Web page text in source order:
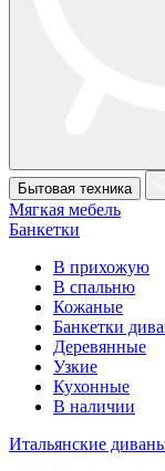
Бытовая техника
Мягкая мебель
Банкетки
В прихожую
В спальню
Кожаные
Банкетки
Деревянные
Узкие
Кухонные
В наличии
Итальянские